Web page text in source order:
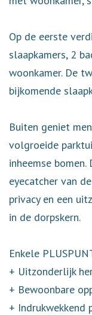
Op de eerste
slaapkamers, 2
woonkamer. De
bijkomende
Buiten geniet
volgroeide
inheemse
eyecatcher van
privacy en een
in de dorpskern.
Enkele
+ Uitzonderlijk
+ Bewoonbare
+ Indrukwekkend